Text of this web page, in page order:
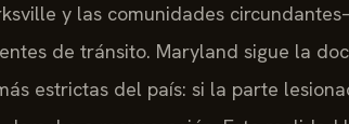
y las comunidades
de tránsito. Maryland sigue la
estrictas del país: si la parte